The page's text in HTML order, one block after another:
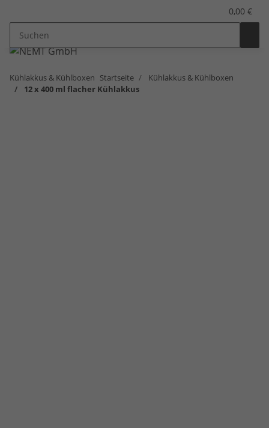
0,00 €
Kühlakkus & Kühlboxen Startseite
Kühlakkus & Kühlboxen
12 x 400 ml flacher Kühlakkus